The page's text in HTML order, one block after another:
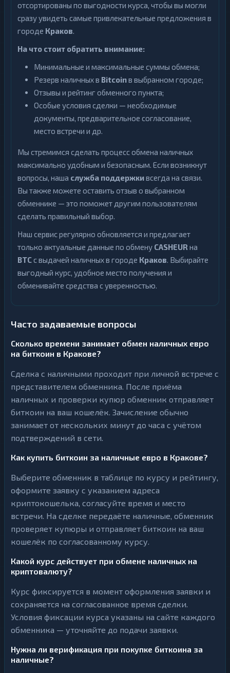
отсортированы по выгодности курса, чтобы вы могли
сразу увидеть самые привлекательные предложения в
городе Краков.
На что стоит обратить внимание:
Минимальные и максимальные суммы обмена;
Резерв наличных в Bitcoinв выбранном городе;
Отзывы и рейтинг обменного пункта;
Особые условия сделки — необходимые
документы, предварительное согласование,
место встречи и др.
Мы стремимся сделать процесс обмена наличных
максимально удобным и безопасным. Если возникнут
вопросы, наша служба поддержкивсегда на связи.
Вы также можете оставить отзыв о выбранном
обменнике — это поможет другим пользователям
сделать правильный выбор.
Наш сервис регулярно обновляется и предлагает
только актуальные данные по обмену CASHEUR на
BTCс выдачей наличных в городе Краков. Выбирайте
выгодный курс, удобное место получения и
обменивайте средства с уверенностью.
Часто задаваемые вопросы
Сколько времени занимает обмен наличных евро
на биткоин в Кракове?
Сделка с наличными проходит при личной встрече с
представителем обменника. После приёма
наличных и проверки купюр обменник отправляет
биткоин на ваш кошелёк. Зачисление обычно
занимает от нескольких минут до часа с учётом
подтверждений в сети.
Как купить биткоин за наличные евро в Кракове?
Выберите обменник в таблице по курсу и рейтингу,
оформите заявку с указанием адреса
криптокошелька, согласуйте время и место
встречи. На сделке передаёте наличные, обменник
проверяет купюры и отправляет биткоин на ваш
кошелёк по согласованному курсу.
Какой курс действует при обмене наличных на
криптовалюту?
Курс фиксируется в момент оформления заявки и
сохраняется на согласованное время сделки.
Условия фиксации курса указаны на сайте каждого
обменника — уточняйте до подачи заявки.
Нужна ли верификация при покупке биткоина за
наличные?